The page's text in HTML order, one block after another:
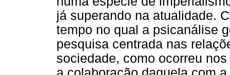
já superando na atualidade.
tempo no qual a psicanálise
pesquisa centrada nas
sociedade, como ocorreu